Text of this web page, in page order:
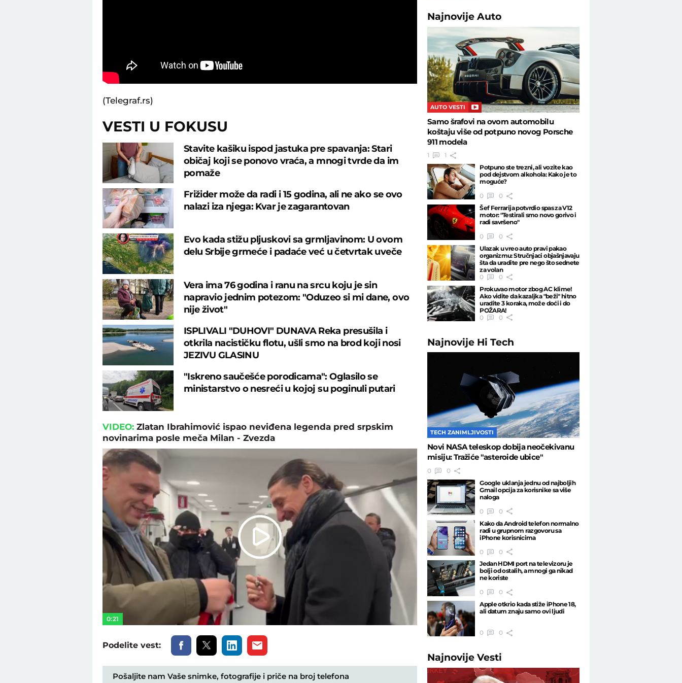
(Telegraf.rs)
VESTI U FOKUSU
Stavite kašiku ispod jastuka pre spavanja: Stari
običaj koji se ponovo vraća, a mnogi tvrde da im
pomaže
Frižider može da radi i 15 godina, ali ne ako se ovo
nalazi iza njega: Kvar je zagarantovan
Evo kada stižu pljuskovi sa grmljavinom: U ovom
delu Srbije grmeće i padaće već u četvrtak uveče
Vera ima 76 godina i ranu na srcu koju je sin
napravio jednim potezom: "Oduzeo si mi dane, ovo
nije život"
ISPLIVALI "DUHOVI" DUNAVA Reka presušila i
otkrila nacističku flotu, ušli smo na brod koji nosi
JEZIVU GLASINU
"Iskreno saučešće porodicama": Oglasilo se
ministarstvo o nesreći u kojoj su poginuli putari
VIDEO: Zlatan Ibrahimović ispao neviđena legenda pred srpskim
novinarima posle meča Milan - Zvezda
Play
Video
0:21
Podelite vest:
Pošaljite nam Vaše snimke, fotografije i priče na broj telefona
NajnovijeAuto
AUTO VESTI
Samo šrafovi na ovom automobilu
koštaju više od potpuno novog Porsche
911 modela
1
1
Potpuno ste trezni, ali vozite kao
pod dejstvom alkohola: Kako je to
moguće?
0
0
Šef Ferrarija potvrdio spas za V12
motor: "Testirali smo novo gorivo i
radi savršeno"
0
0
Ulazak u vreo auto pravi pakao
organizmu: Stručnjaci objašnjavaju
šta da uradite pre nego što sednete
za volan
0
0
Prokuvao motor zbog AC klime!
Ako vidite da kazaljka "beži" hitno
uradite 3 koraka, može doći i do
POŽARA!
0
0
Najnovije Hi Tech
TECH ZANIMLJIVOSTI
Novi NASA teleskop dobija neočekivanu
misiju: Tražiće "asteroide ubice"
0
0
Google uklanja jednu od najboljih
Gmail opcija za korisnike sa više
naloga
0
0
Kako da Android telefon normalno
radi u grupnom razgovoru sa
iPhone korisnicima
0
0
Jedan HDMI port na televizoru je
bolji od ostalih, a mnogi ga nikad
ne koriste
0
0
Apple otkrio kada stiže iPhone 18,
ali datum znaju samo ovi ljudi
0 0
NajnovijeVesti